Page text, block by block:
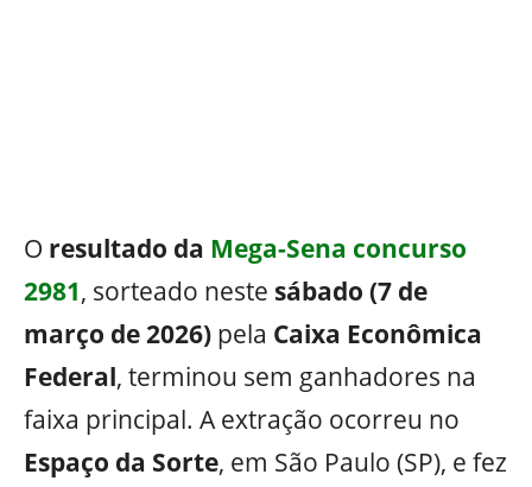
O resultado da Mega-Sena concurso
2981, sorteado neste sábado (7 de
março de 2026) pela Caixa Econômica
Federal, terminou sem ganhadores na
faixa principal. A extração ocorreu no
Espaço da Sorte, em São Paulo (SP), e fez